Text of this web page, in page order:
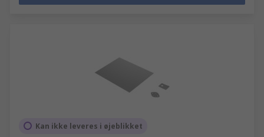
Kan ikke leveres i øjeblikket